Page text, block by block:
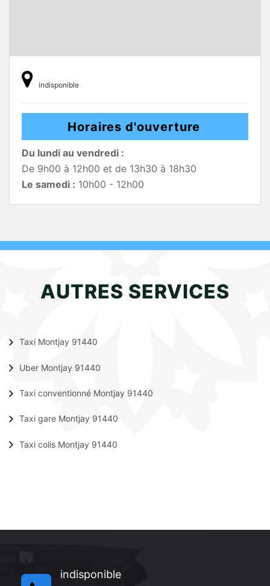
indisponible
Horaires d'ouverture
Du lundi au vendredi :
De 9h00 à 12h00 et de 13h30 à 18h30
Le samedi : 10h00 - 12h00
AUTRES SERVICES
Taxi Montjay 91440
Uber Montjay 91440
Taxi conventionné Montjay 91440
Taxi gare Montjay 91440
Taxi colis Montjay 91440
indisponible